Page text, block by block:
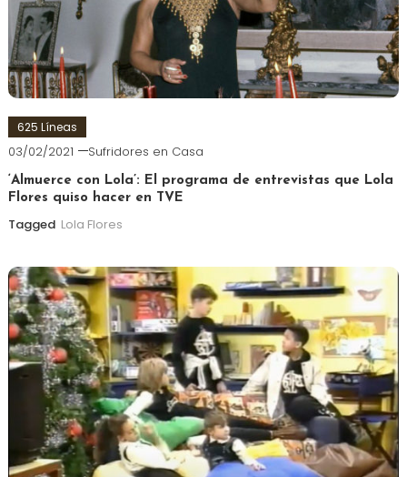
625 Líneas
03/02/2021 Sufridores en Casa
‘Almuerce con Lola’: El programa de entrevistas que Lola
Flores quiso hacer en TVE
Tagged Lola Flores